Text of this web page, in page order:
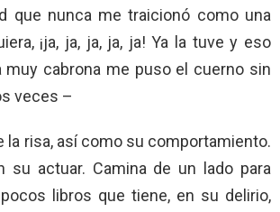
que nunca me traicionó como una
¡ja, ja, ja, ja, ja! Ya la tuve y eso
muy cabrona me puso el cuerno sin
veces –
la risa, así como su comportamiento.
su actuar. Camina de un lado para
libros que tiene, en su delirio,